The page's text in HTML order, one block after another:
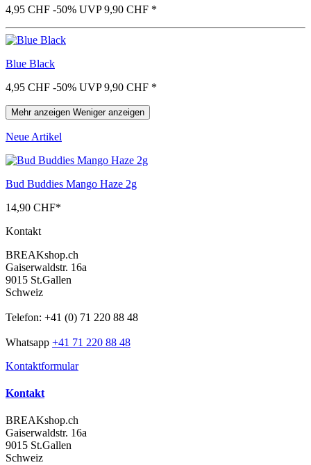
4,95 CHF -50% UVP 9,90 CHF *
Blue Black
4,95 CHF -50% UVP 9,90 CHF *
Mehr anzeigen Weniger anzeigen
Neue Artikel
Bud Buddies Mango Haze 2g
14,90 CHF*
Kontakt
BREAKshop.ch
Gaiserwaldstr. 16a
9015 St.Gallen
Schweiz
Telefon: +41 (0) 71 220 88 48
Whatsapp +41 71 220 88 48
Kontaktformular
Kontakt
BREAKshop.ch
Gaiserwaldstr. 16a
9015 St.Gallen
Schweiz